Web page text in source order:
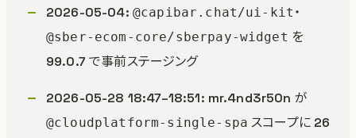
2026-05-04: @capibar.chat/ui-kit ・
@sber-ecom-core/sberpay-widget を
99.0.7 で事前ステージング
2026-05-28 18:47–18:51: mr.4nd3r50n が
@cloudplatform-single-spa スコープに 26